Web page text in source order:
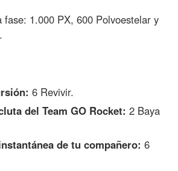
fase: 1.000 PX, 600 Polvoestelar y
6 Revivir.
del Team GO Rocket: 2 Baya
de tu compañero: 6